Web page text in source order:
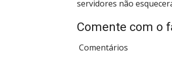
servidores não
Comente com o
Comentários